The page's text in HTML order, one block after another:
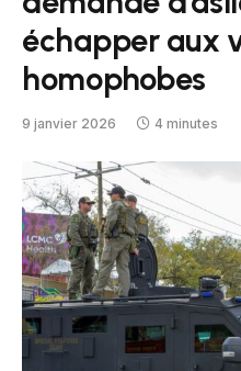
échapper aux
homophobes
9 janvier 2026 4 minutes